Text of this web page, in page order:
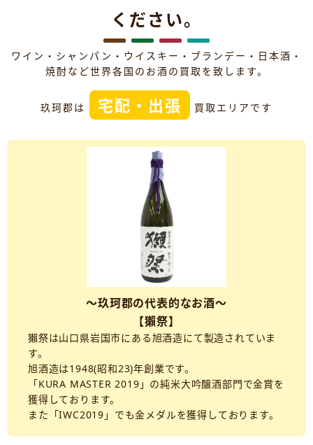
ください。
ワイン・シャンパン・ウイスキー・ブランデー・日本酒・
焼酎など世界各国のお酒の買取を致します。
玖珂郡は 宅配・出張 買取エリアです
～玖珂郡の代表的なお酒～
【獺祭】
獺祭は山口県岩国市にある旭酒造にて製造されていま
す。
旭酒造は1948(昭和23)年創業です。
「KURA MASTER 2019」の純米大吟醸酒部門で金賞を
獲得しております。
また「IWC2019」でも金メダルを獲得しております。